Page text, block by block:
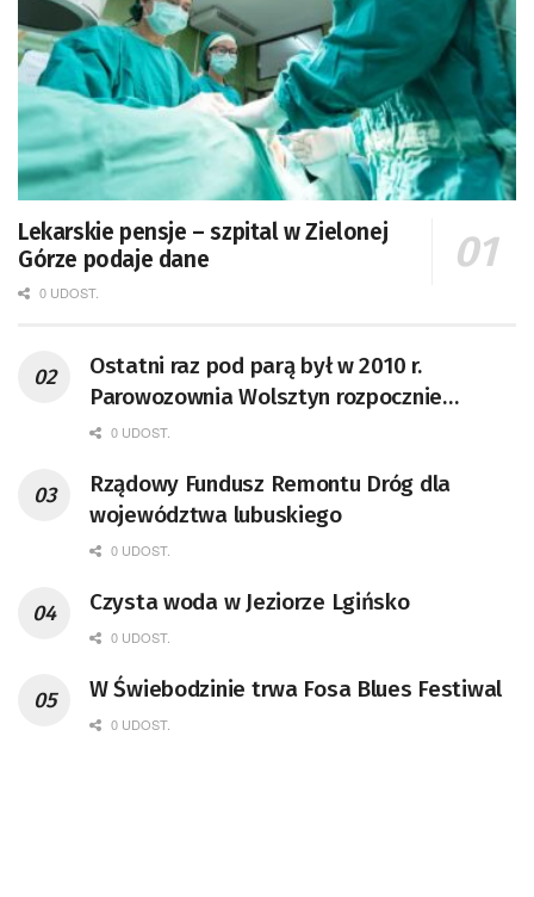
Lekarskie pensje – szpital w Zielonej
Górze podaje dane
0 UDOST.
Ostatni raz pod parą był w 2010 r.
Parowozownia Wolsztyn rozpocznie
remont unikatowego Tr5-65
0 UDOST.
Rządowy Fundusz Remontu Dróg dla
województwa lubuskiego
0 UDOST.
Czysta woda w Jeziorze Lgińsko
0 UDOST.
W Świebodzinie trwa Fosa Blues Festiwal
0 UDOST.